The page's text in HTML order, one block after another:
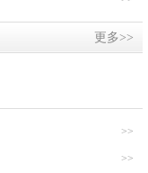
更多>>
>>
>>